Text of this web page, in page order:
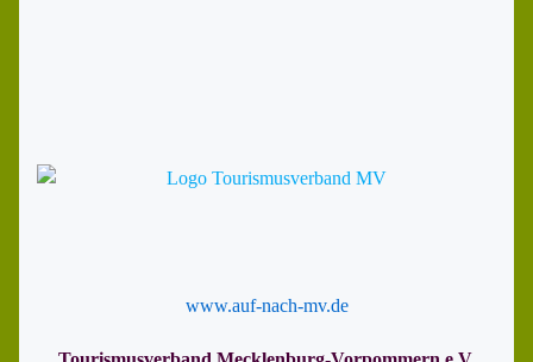
www.auf-nach-mv.de